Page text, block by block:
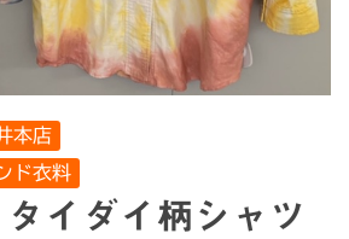
本店
ド衣料
イダイ柄シャツ